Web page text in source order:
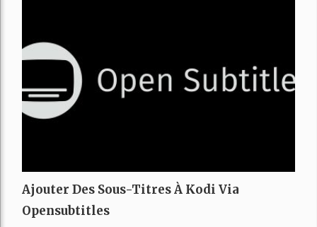
Ajouter Des Sous-Titres À Kodi Via
Opensubtitles